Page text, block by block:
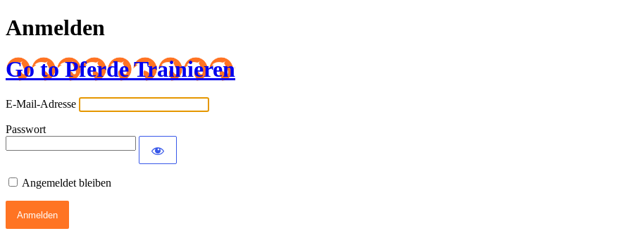
Anmelden
Go to Pferde Trainieren
E-Mail-Adresse
Passwort
Angemeldet bleiben